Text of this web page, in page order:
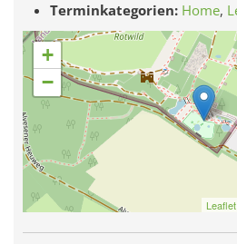
Terminkategorien: Home,
+
−
Leaflet